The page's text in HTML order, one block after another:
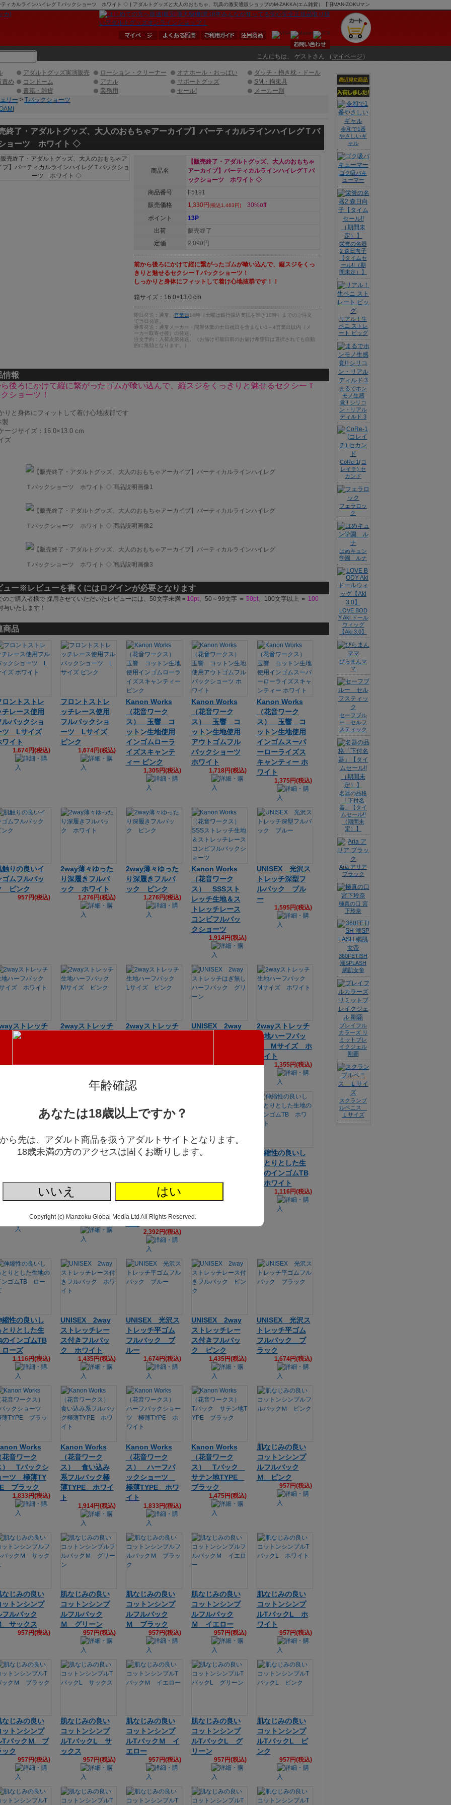
年齢確認
あなたは18歳以上ですか？
ら先は、アダルト商品を扱うアダルトサイトとなります。
18歳未満の方のアクセスは固くお断りします。
いいえ はい
Copyright (c) Manzoku Global Media Ltd All Rights Reserved.
ィカルラインハイレグＴバックショーツ ホワイト ◇ | アダルトグッズと大人のおもちゃ、玩具の激安通販ショップのM-ZAKKA(エム雑貨）【旧MAN-ZOKUマン
こんにちは、 ゲストさん （ マイページ ）
アダルトグッズ実演販売 ローション・クリーナー オナホール・おっぱい
ダッチ・抱き枕・ドール
責め
コンドーム アナル サポートグッズ
SM・拘束具
書籍・雑貨
業務用 セール!
メーカー別
リー > Tバックショーツ
終了・アダルトグッズ、大人のおもちゃアーカイブ】バーティカルラインハイレグＴバ
ョーツ ホワイト ◇
商品名
【販売終了・アダルトグッズ、大人のおもちゃ
アーカイブ】バーティカルラインハイレグＴバ
ックショーツ ホワイト ◇
商品番号
F5191
販売価格
1,330円(税込1,463円)
30%off
ポイント
13P
出荷
販売終了
定価
2,090円
前から後ろにかけて縦に繋がったゴムが喰い込んで、縦スジをくっ
きりと魅せるセクシーＴバックショーツ！
しっかりと身体にフィットして着け心地抜群です！！
箱サイズ：16.0×13.0 cm
即日発送：通常、 営業日 14時（土曜は銀行振込支払を除き10時）までのご注文
で当日発送。
通常発送：通常メーカー・問屋休業の土日祝日を含まない1～4営業日以内（メ
ーカー取寄せ後）の発送。
注文予約：入荷次第発送。（お届け可能日前のお届け希望日は選択されても自動
的に無効となります。）
情報
後ろにかけて縦に繋がったゴムが喰い込んで、縦スジをくっきりと魅せるセクシーＴ
ショーツ！
りと身体にフィットして着け心地抜群です
製
ージサイズ：16.0×13.0 cm
ズ
ュー※レビューを書くにはログインが必要となります
のご購入者様で 採用させていただいたレビューには、50文字未満＝ 10pt、50～99文字 ＝ 50pt、100文字以上 ＝ 100
与いたします！
商品
ロントストレ
チレース使用
ルバックショ
ツ Lサイズ
ワイト
1,674円(税込)
フロントストレ
ッチレース使用
フルバックショ
ーツ Lサイズ
ピンク
1,674円(税込)
Kanon Works
（花音ワーク
ス） 玉響 コ
ットン生地使用
インゴムローラ
イズスキャンテ
ィー ピンク
1,305円(税込)
Kanon Works
（花音ワーク
ス） 玉響 コ
ットン生地使用
アウトゴムフル
バックショーツ
ホワイト
1,718円(税込)
Kanon Works
（花音ワーク
ス） 玉響 コ
ットン生地使用
インゴムスーパ
ーローライズス
キャンティー ホ
ワイト
1,375円(税込)
触りの良いイ
ゴムフルバッ
ピンク
957円(税込)
2way薄々ゆった
り深履きフルバ
ック ホワイト
1,276円(税込)
2way薄々ゆった
り深履きフルバ
ック ピンク
1,276円(税込)
Kanon Works
（花音ワーク
ス） SSSスト
レッチ生地＆ス
トレッチレース
コンビフルバッ
クショーツ
1,914円(税込)
UNISEX 光沢ス
トレッチ深型フ
ルバック ブル
ー
1,595円(税込)
ストレッチ
ハーフバッ
1,355円(税込)
2wayストレッチ
1,355円(税込)
2wayストレッチ
1,355円(税込)
UNISEX 2way
1,355円(税込)
2wayストレッチ
生地ハーフバッ
ク Mサイズ ホ
ワイト
1,355円(税込)
Works
ーフ生地ハー
バックショー
【早い者勝ち！
rks（花音ワーク
ス） スパーク
ハーフ生地Tバッ
クショーツ
Kanon Works
レッチ生地＆ス
トレッチレース
コンビ食い込み
フルバックショ
2,392円(税込)
縦横に伸縮性が
フルバック ロ
1,116円(税込)
伸縮性の良いし
っとりとした生
地のインゴムTB
ホワイト
1,116円(税込)
縮性の良いし
とりとした生
のインゴムTB
ーズ
1,116円(税込)
UNISEX 2way
ストレッチレー
ス付きフルバッ
ク ホワイト
1,435円(税込)
UNISEX 光沢ス
トレッチ平ゴム
フルバック ブ
ルー
1,674円(税込)
UNISEX 2way
ストレッチレー
ス付きフルバッ
ク ピンク
1,435円(税込)
UNISEX 光沢ス
トレッチ平ゴム
フルバック ブ
ラック
1,674円(税込)
Works
花音ワーク
） Tバックシ
ーツ 極薄TY
ブラック
1,833円(税込)
Kanon Works
（花音ワーク
ス） 食い込み
系フルバック極
薄TYPE ホワイ
ト
1,914円(税込)
Kanon Works
（花音ワーク
ス） ハーフバ
ックショーツ
極薄TYPE ホワ
イト
1,833円(税込)
Kanon Works
（花音ワーク
ス） Tバック
サテン地TYPE
ブラック
1,475円(税込)
肌なじみの良い
コットンシンプ
ルフルバック
Ｍ ピンク
957円(税込)
なじみの良い
ットンシンプ
フルバック
サックス
957円(税込)
肌なじみの良い
コットンシンプ
ルフルバック
Ｍ グリーン
957円(税込)
肌なじみの良い
コットンシンプ
ルフルバック
Ｍ ブラック
957円(税込)
肌なじみの良い
コットンシンプ
ルフルバック
Ｍ イエロー
957円(税込)
肌なじみの良い
コットンシンプ
ルTバックL ホ
ワイト
957円(税込)
なじみの良い
ットンシンプ
TバックＭ ブ
ック
957円(税込)
肌なじみの良い
コットンシンプ
ルTバックL サ
ックス
957円(税込)
肌なじみの良い
コットンシンプ
ルTバックＭ イ
エロー
957円(税込)
肌なじみの良い
コットンシンプ
ルTバックL グ
リーン
957円(税込)
肌なじみの良い
コットンシンプ
ルTバックL ピ
ンク
957円(税込)
令和で1番
やさしいギ
ャル
ゴク吸バキ
ューマー
栄誉の名器
2 森日向子
【タイムセ
ール!!（期
間未定）】
リアル！生
ペニ ストレ
ート ビッグ
まるでホン
モノ生感
覚!! シリコ
ン・リアル
ディルド 3
CoRe-1(コ
レイチ) セ
カンド
フェラロッ
ク
はめキュン
学園 ルナ
LOVE BOD
Y Aki ドール
ウィッグ
【Aki 3.0】
びらまんマ
マ
セーフブル
ー セルフ
スティック
名器の品格
「下付名
器」【タイ
ムセール!!
（期間未
定）】
Aria アリア
ブラック
極真の口 宮
下玲奈
360FETISH
潮SPLASH
網肌女帝
プレイフル
カラーズ リ
ミットブレ
イクジェル
剛覇
スクランブ
ルペニス
Ｌサイズ